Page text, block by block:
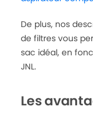
De plus, nos
de filtres vous
sac idéal, en
JNL.
Les